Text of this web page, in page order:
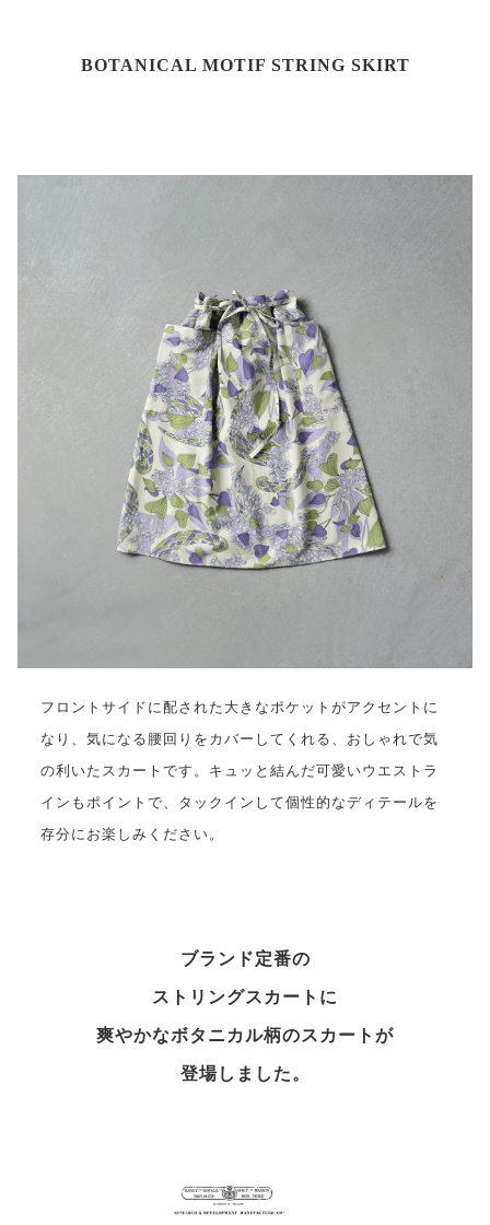
BOTANICAL MOTIF STRING SKIRT
フロントサイドに配された大きなポケットがアクセントに
なり、気になる腰回りをカバーしてくれる、おしゃれで気
の利いたスカートです。キュッと結んだ可愛いウエストラ
インもポイントで、タックインして個性的なディテールを
存分にお楽しみください。
ブランド定番の
ストリングスカートに
爽やかなボタニカル柄のスカートが
登場しました。